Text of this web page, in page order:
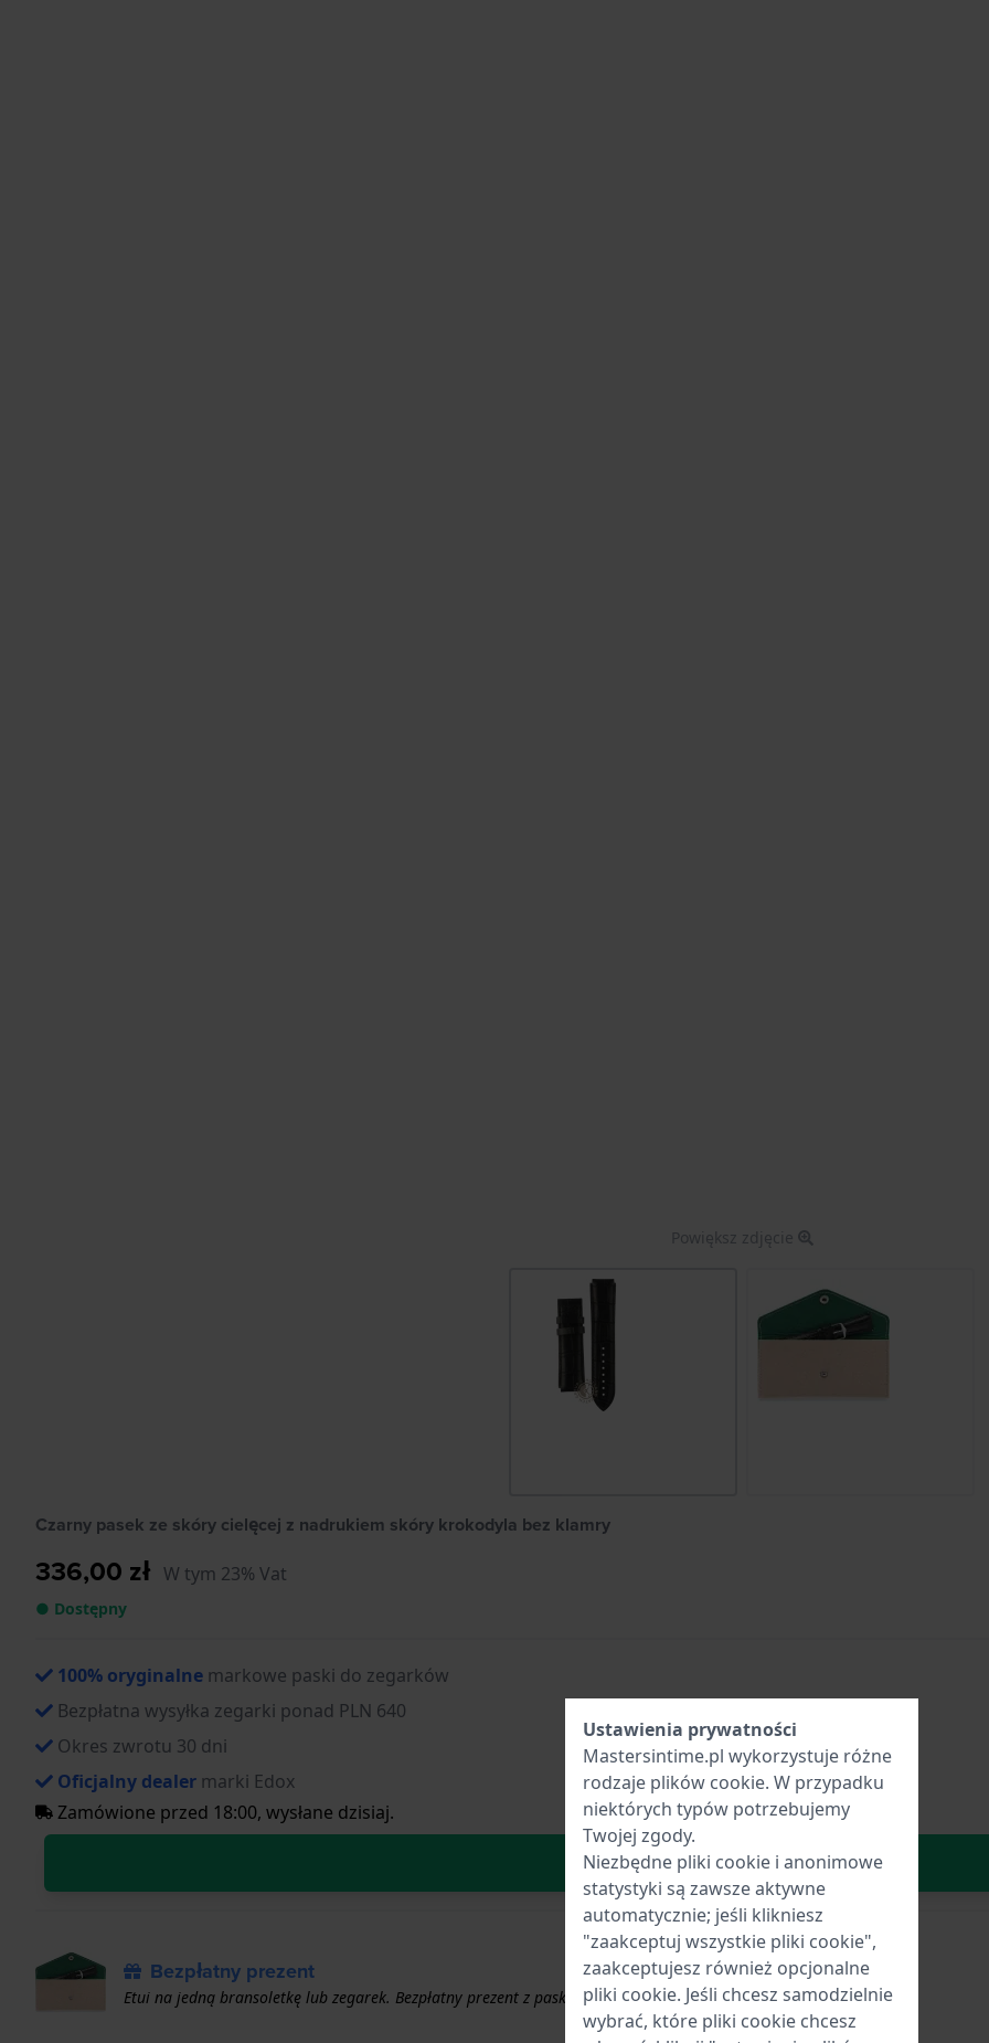
Powiększ zdjęcie
Czarny pasek ze skóry cielęcej z nadrukiem skóry krokodyla bez klamry
336,00 zł W tym 23% Vat
● Dostępny
100% oryginalne markowe paski do zegarków
Bezpłatna wysyłka zegarki ponad PLN 640
Okres zwrotu 30 dni
Oficjalny dealer marki Edox
Zamówione przed 18:00, wysłane dzisiaj.
W Koszyku
Bezpłatny prezent
Etui na jedną bransoletkę lub zegarek. Bezpłatny prezent z paskami powyżej 50 EUR
Ustawienia prywatności
Mastersintime.pl wykorzystuje różne
rodzaje plików cookie. W przypadku
niektórych typów potrzebujemy
Twojej zgody.
Niezbędne pliki cookie i anonimowe
statystyki są zawsze aktywne
automatycznie; jeśli klikniesz
"zaakceptuj wszystkie pliki cookie",
zaakceptujesz również opcjonalne
pliki cookie. Jeśli chcesz samodzielnie
wybrać, które pliki cookie chcesz